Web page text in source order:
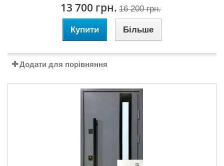
13 700 грн. 16 200 грн.
Купити Більше
Додати для порівняння